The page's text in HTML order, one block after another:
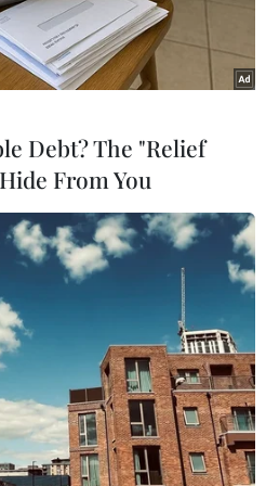
động "Toàn dân tiết kiệm năng
đất năm 2025." (Ảnh: Đức
trình quốc gia về sử
Debt? The "Relief
From You